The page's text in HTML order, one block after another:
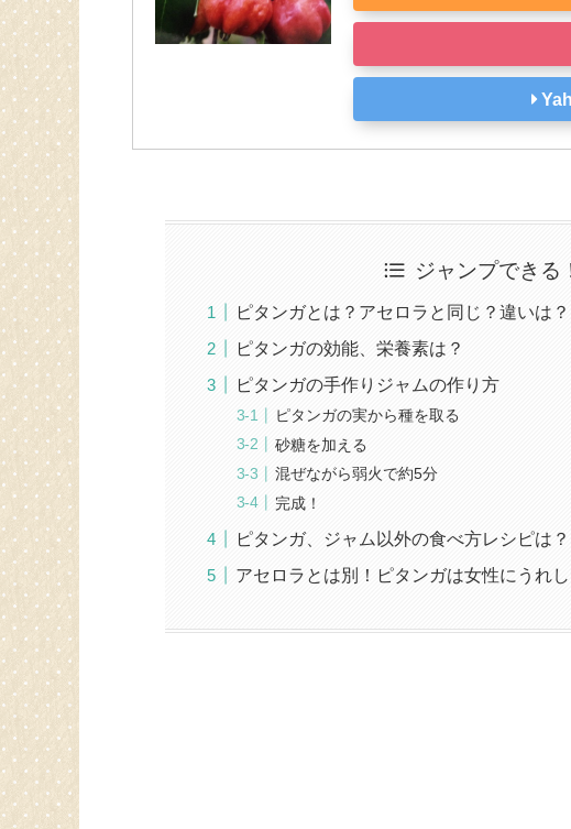
ジャンプできる
ピタンガとは？アセロラと同じ？違いは？
ピタンガの効能、栄養素は？
ピタンガの手作りジャムの作り方
ピタンガの実から種を取る
砂糖を加える
混ぜながら弱火で約5分
完成！
ピタンガ、ジャム以外の食べ方レシピは？
アセロラとは別！ピタンガは女性にうれ